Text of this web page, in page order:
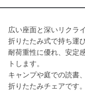
広い座面と深いリクラ
折りたたみ式で持ち運
耐荷重性に優れ、安定
トします。
キャンプや庭での読書
折りたたみチェアです。